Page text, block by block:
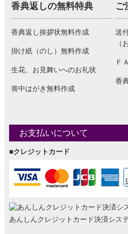
香典返しの無料特典
香典返し挨拶状無料作成
掛け紙（のし）無料作成
生花、お見舞いへのお礼状
喪中はがき無料作成
ご
送
（
Ｆ
香
お支払いについて
■クレジットカード
あんしんクレジットカード決済シス